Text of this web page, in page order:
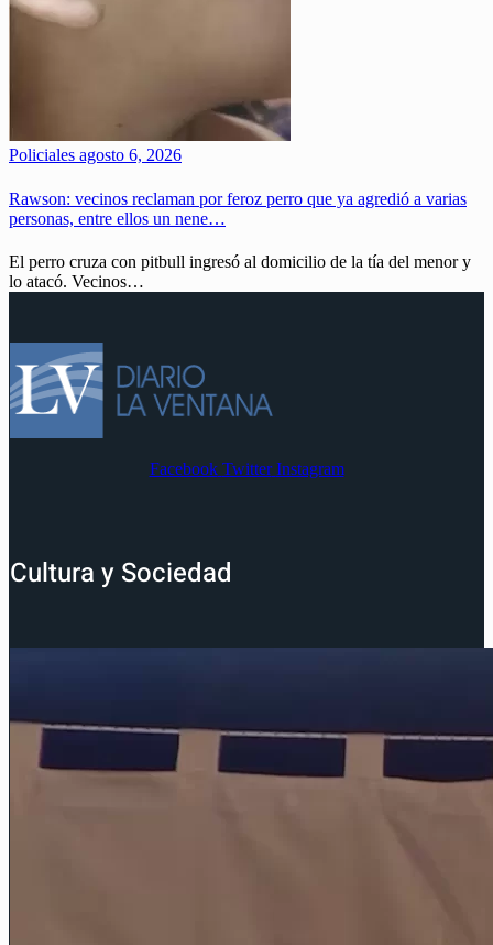
Policiales agosto 6, 2026
Rawson: vecinos reclaman por feroz perro que ya agredió a varias
personas, entre ellos un nene…
El perro cruza con pitbull ingresó al domicilio de la tía del menor y
lo atacó. Vecinos…
Facebook Twitter Instagram
Cultura y Sociedad